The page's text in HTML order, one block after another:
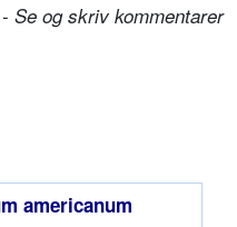
Se og skriv kommentarer
americanum